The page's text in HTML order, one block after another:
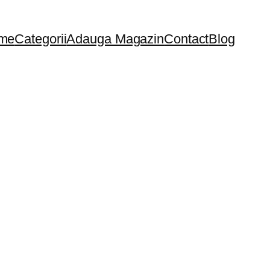
CategoriiAdauga MagazinContactBlog